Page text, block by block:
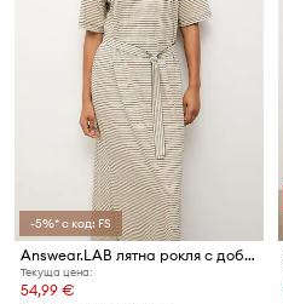
-5%* с код: FS
Answear.LAB лятна рокля с добавен лен
Текуща цена:
54,99 €